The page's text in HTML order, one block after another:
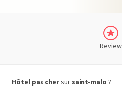
Review
Hôtel pas chersur saint-malo ?